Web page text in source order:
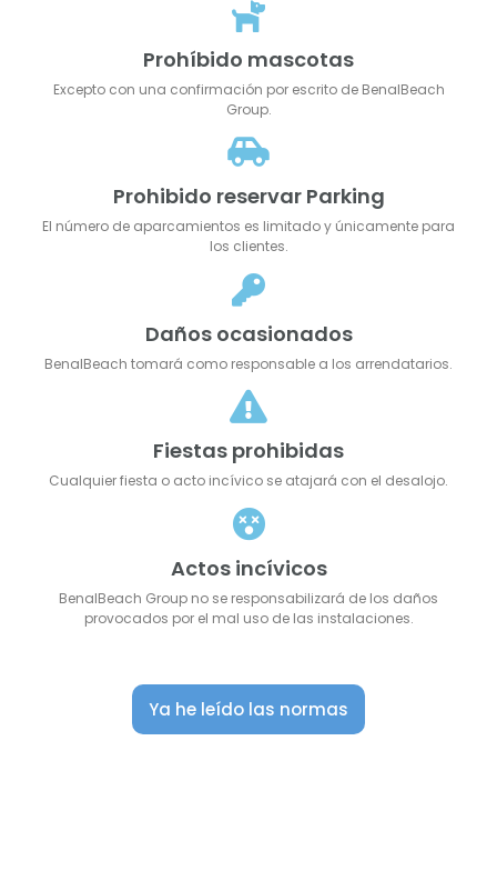
Prohíbido mascotas
Excepto con una confirmación por escrito de BenalBeach
Group.
Prohibido reservar Parking
El número de aparcamientos es limitado y únicamente para
los clientes.
Daños ocasionados
BenalBeach tomará como responsable a los arrendatarios.
Fiestas prohibidas
Cualquier fiesta o acto incívico se atajará con el desalojo.
Actos incívicos
BenalBeach Group no se responsabilizará de los daños
provocados por el mal uso de las instalaciones.
Ya he leído las normas